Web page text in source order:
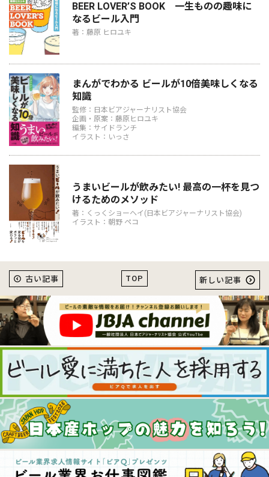
BEER LOVER’S BOOK 一生ものの趣味に
なるビール入門
著：藤原 ヒロユキ
まんがでわかる ビールが10倍美味しくなる
知識
監修：日本ビアジャーナリスト協会
企画・原案：藤原ヒロユキ
編集：サイドランチ
イラスト：いっさ
うまいビールが飲みたい! 最高の一杯を見つ
けるためのメソッド
著：くっくショーヘイ(日本ビアジャーナリスト協会)
イラスト：朝野 ペコ
TOP
古い記事 新しい記事